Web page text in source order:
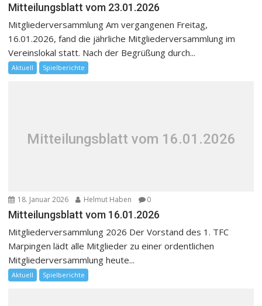
Mitteilungsblatt vom 23.01.2026
Mitgliederversammlung Am vergangenen Freitag,
16.01.2026, fand die jährliche Mitgliederversammlung im
Vereinslokal statt. Nach der Begrüßung durch...
Aktuell Spielberichte
Mitteilungsblatt vom 16.01.2026
18. Januar 2026 Helmut Haben 0
Mitteilungsblatt vom 16.01.2026
Mitgliederversammlung 2026 Der Vorstand des 1. TFC
Marpingen lädt alle Mitglieder zu einer ordentlichen
Mitgliederversammlung heute...
Aktuell Spielberichte